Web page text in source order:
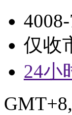
仅收
24小